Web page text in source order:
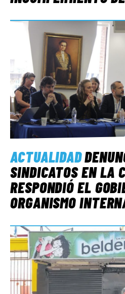
ACTUALIDAD
SINDICATOS EN LA
RESPONDIÓ EL
ORGANISMO